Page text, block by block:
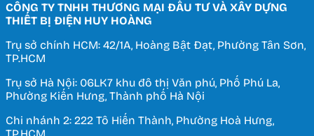
CÔNG TY TNHH THƯƠNG MẠI ĐẦU TƯ VÀ XÂY DỰNG
THIẾT BỊ ĐIỆN HUY HOÀNG
Trụ sở chính HCM: 42/1A, Hoàng Bật Đạt, Phường Tân Sơn,
TP.HCM
Trụ sở Hà Nội: 06LK7 khu đô thị Văn phú, Phố Phú La,
Phường Kiến Hưng, Thành phố Hà Nội
Chi nhánh 2: 222 Tô Hiến Thành, Phường Hoà Hưng,